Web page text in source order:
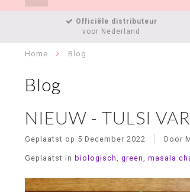
Officiële distributeur
voor Nederland
Home Blog
Blog
NIEUW - TULSI
Geplaatst op 5 December 2022 Door
Geplaatst in biologisch, green, masala